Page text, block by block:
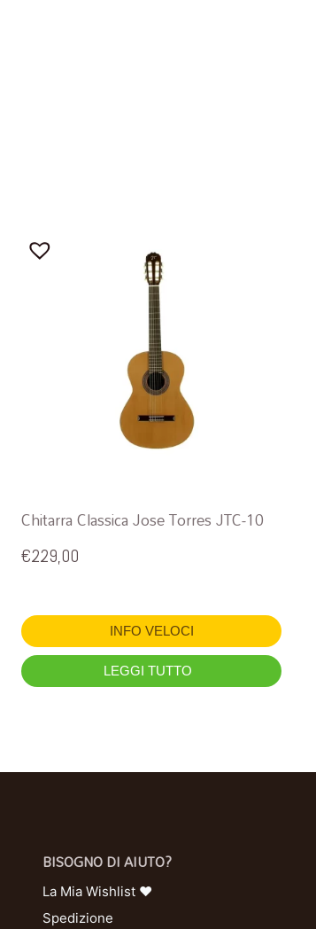
Chitarra Classica Jose Torres JTC-10
€229,00
INFO VELOCI
LEGGI TUTTO
BISOGNO DI AIUTO?
La Mia Wishlist ❤
Spedizione